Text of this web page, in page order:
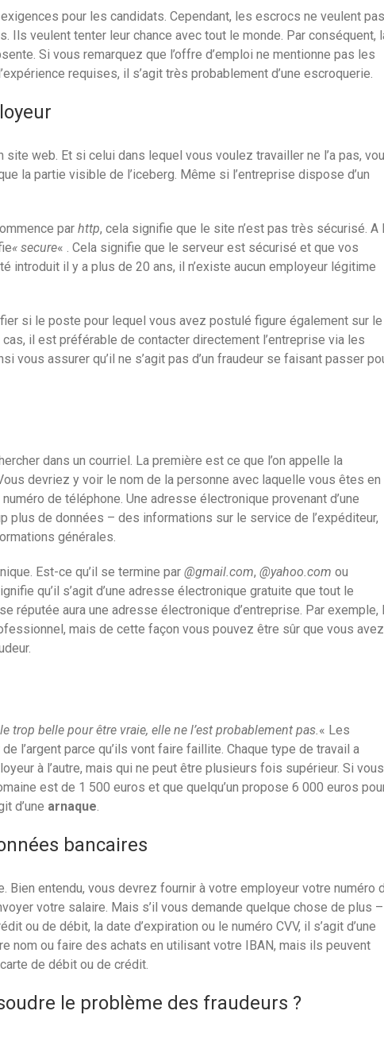
pour les candidats. Cependant, les escrocs ne veulent pas
Ils veulent tenter leur chance avec tout le monde. Par conséquent,
Si vous remarquez que l’offre d’emploi ne mentionne pas les
requises, il s’agit très probablement d’une escroquerie.
web. Et si celui dans lequel vous voulez travailler ne l’a pas,
la partie visible de l’iceberg. Même si l’entreprise dispose d’un
par http, cela signifie que le site n’est pas très sécurisé. A
« secure« . Cela signifie que le serveur est sécurisé et que vos
introduit il y a plus de 20 ans, il n’existe aucun employeur légitime
si le poste pour lequel vous avez postulé figure également sur le
cas, il est préférable de contacter directement l’entreprise via les
vous assurer qu’il ne s’agit pas d’un fraudeur se faisant passer
dans un courriel. La première est ce que l’on appelle la
devriez y voir le nom de la personne avec laquelle vous êtes en
de téléphone. Une adresse électronique provenant d’une
plus de données – des informations sur le service de l’expéditeur,
générales.
Est-ce qu’il se termine par @gmail.com, @yahoo.com ou
qu’il s’agit d’une adresse électronique gratuite que tout le
réputée aura une adresse électronique d’entreprise. Par exemple,
mais de cette façon vous pouvez être sûr que vous avez
trop belle pour être vraie, elle ne l’est probablement pas.« Les
l’argent parce qu’ils vont faire faillite. Chaque type de travail a
à l’autre, mais qui ne peut être plusieurs fois supérieur. Si vous
est de 1 500 euros et que quelqu’un propose 6 000 euros
d’une arnaque.
bancaires
entendu, vous devrez fournir à votre employeur votre numéro
votre salaire. Mais s’il vous demande quelque chose de plus –
ou de débit, la date d’expiration ou le numéro CVV, il s’agit d’une
nom ou faire des achats en utilisant votre IBAN, mais ils peuvent
de débit ou de crédit.
le problème des fraudeurs ?